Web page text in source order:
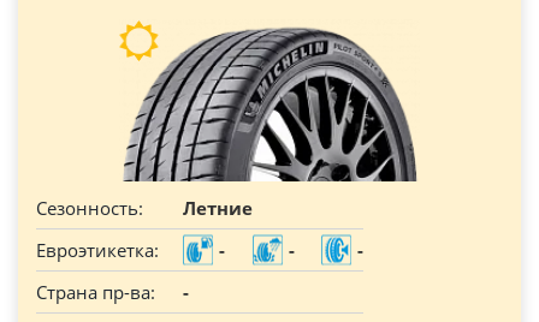
Сезонность:
Летние
Евроэтикетка:
- -
-
Страна пр-ва:
-